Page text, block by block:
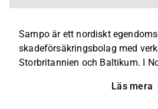
Sampo är ett nordiskt
skadeförsäkringsbolag med
Storbritannien och Baltikum. I
kundsegment och produkter. I
Läs mera